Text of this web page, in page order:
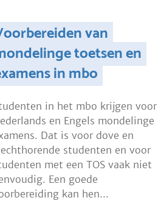
van
toetsen en
in mbo
in het mbo krijgen voor
en Engels mondelinge
Dat is voor dove en
studenten en voor
met een TOS vaak niet
Een goede
kan hen...